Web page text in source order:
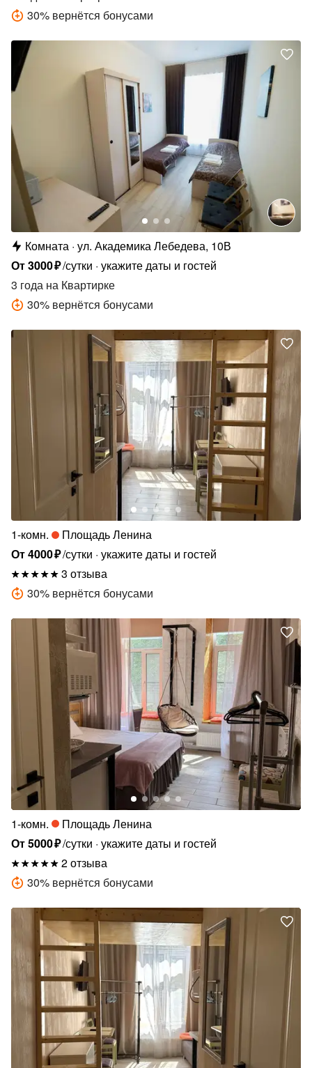
30% вернётся бонусами
Комната ул. Академика Лебедева, 10В
От3000₽/сутки укажите даты и гостей
3 года на Квартирке
30% вернётся бонусами
1-комн.
Площадь Ленина
От4000₽/сутки укажите даты и гостей
3 отзыва
30% вернётся бонусами
1-комн.
Площадь Ленина
От5000₽/сутки укажите даты и гостей
2 отзыва
30% вернётся бонусами